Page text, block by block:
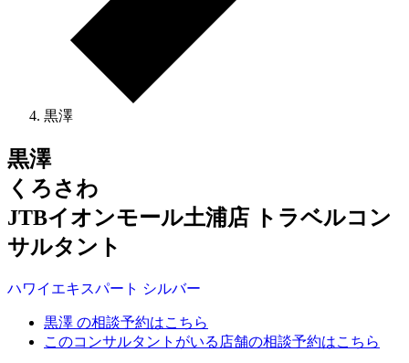
黒澤
黒澤
くろさわ
JTBイオンモール土浦店 トラベルコン
サルタント
ハワイ エキスパート シルバー
黒澤 の相談予約はこちら
このコンサルタントがいる店舗の相談予約はこちら